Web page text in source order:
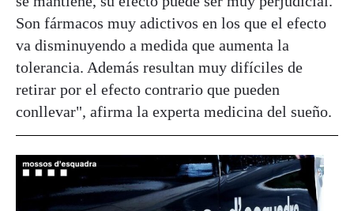
Son fármacos muy adictivos en los que el efecto
va disminuyendo a medida que aumenta la
tolerancia. Además resultan muy difíciles de
retirar por el efecto contrario que pueden
conllevar", afirma la experta medicina del sueño.